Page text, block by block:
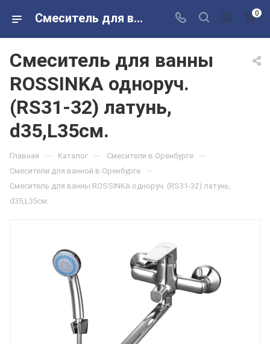
Смеситель для ванны ROSSINKA одноруч. (RS31-32) латунь, d35,L35см. в розничных магазинах Сантехторг 0
Смеситель для ванны
ROSSINKA одноруч.
(RS31-32) латунь,
d35,L35см.
Главная — Каталог — Смесители в Оренбурге —
Смесители для ванной в Оренбурге —
Смеситель для ванны ROSSINKA одноруч. (RS31-32) латунь,
d35,L35см.